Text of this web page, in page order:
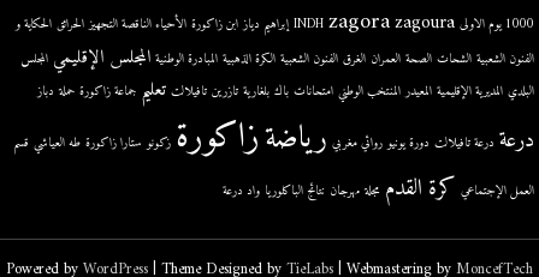
1000 يوم الاولى INDH zagora zagoura إبراهيم دياز ابن زاكورة الأحياء الناقصة التجهيز الحرائق الحكاية و
الفنون الشعبية الشحات الصحة العمران الغرق الفنون الشعبية الكرة الذهبية المبادرة الوطنية المجلس الإقليمي المجلس
البلدي المديرية الإقليمية المعيدر المنتخب الوطني امتحانات باك بلغارية تازرين تافيلالت تعليم جماعة زاكورة حملة دباز
درعة درعة تافيلالت دورة يونيو روائي مغربي رياضةزاكورة زكونو ستارا زاكورة طه العياشي قسم
العمل الإجتماعي كرة القدم مجلة مهرجان نتائج الباكلوريا واد درعة
Powered byWordPress| Theme Designed byTieLabs| Webmastering byMoncefTech